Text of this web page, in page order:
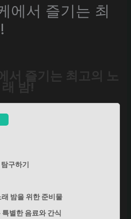
에서 즐기는 최
서 즐기는 최고의 노
래 밤!
구하기
밤을 위한 준비물
별한 음료와 간식